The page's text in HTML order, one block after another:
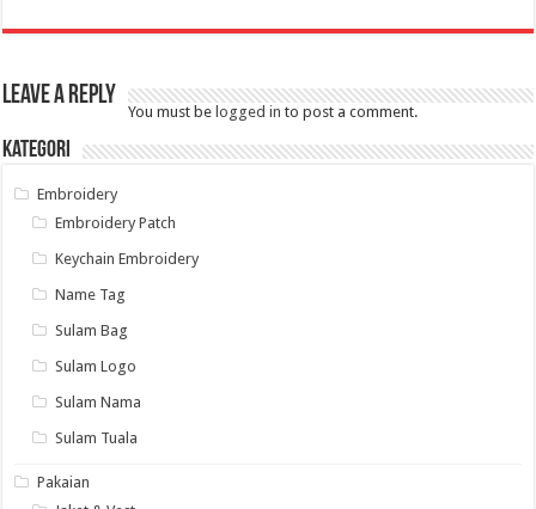
Leave a Reply
You must be logged in to post a comment.
Kategori
Embroidery
Embroidery Patch
Keychain Embroidery
Name Tag
Sulam Bag
Sulam Logo
Sulam Nama
Sulam Tuala
Pakaian